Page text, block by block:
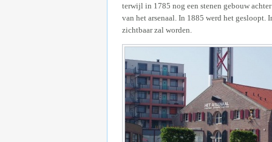
terwijl in 1785 nog een stenen gebouw
van het arsenaal. In 1885 werd het gesloopt.
zichtbaar zal worden.